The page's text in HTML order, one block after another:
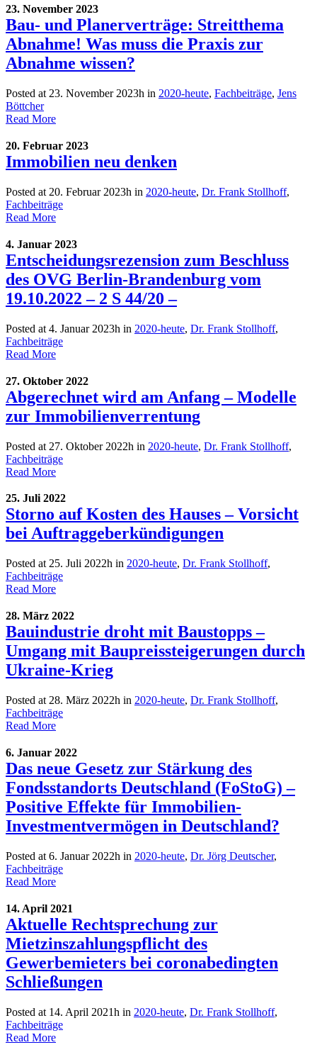
23. November 2023
Bau- und Planerverträge: Streitthema
Abnahme! Was muss die Praxis zur
Abnahme wissen?
Posted at 23. November 2023h in 2020-heute, Fachbeiträge, Jens
Böttcher
Read More
20. Februar 2023
Immobilien neu denken
Posted at 20. Februar 2023h in 2020-heute, Dr. Frank Stollhoff,
Fachbeiträge
Read More
4. Januar 2023
Entscheidungsrezension zum Beschluss
des OVG Berlin-Brandenburg vom
19.10.2022 – 2 S 44/20 –
Posted at 4. Januar 2023h in 2020-heute, Dr. Frank Stollhoff,
Fachbeiträge
Read More
27. Oktober 2022
Abgerechnet wird am Anfang – Modelle
zur Immobilienverrentung
Posted at 27. Oktober 2022h in 2020-heute, Dr. Frank Stollhoff,
Fachbeiträge
Read More
25. Juli 2022
Storno auf Kosten des Hauses – Vorsicht
bei Auftraggeberkündigungen
Posted at 25. Juli 2022h in 2020-heute, Dr. Frank Stollhoff,
Fachbeiträge
Read More
28. März 2022
Bauindustrie droht mit Baustopps –
Umgang mit Baupreissteigerungen durch
Ukraine-Krieg
Posted at 28. März 2022h in 2020-heute, Dr. Frank Stollhoff,
Fachbeiträge
Read More
6. Januar 2022
Das neue Gesetz zur Stärkung des
Fondsstandorts Deutschland (FoStoG) –
Positive Effekte für Immobilien-
Investmentvermögen in Deutschland?
Posted at 6. Januar 2022h in 2020-heute, Dr. Jörg Deutscher,
Fachbeiträge
Read More
14. April 2021
Aktuelle Rechtsprechung zur
Mietzinszahlungspflicht des
Gewerbemieters bei coronabedingten
Schließungen
Posted at 14. April 2021h in 2020-heute, Dr. Frank Stollhoff,
Fachbeiträge
Read More